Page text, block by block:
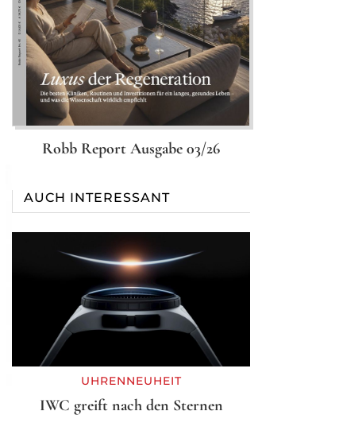
Robb Report Ausgabe 03/26
AUCH INTERESSANT
UHRENNEUHEIT
IWC greift nach den Sternen